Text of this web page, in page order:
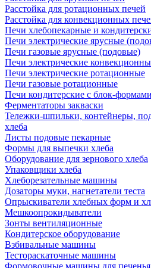
Расстойка для ротационных печей
Расстойка для конвекционных
Печи хлебопекарные и
Печи электрические ярусные
Печи газовые ярусные (подовые)
Печи электрические
Печи электрические ротационные
Печи газовые ротационные
Печи кондитерские с блок-формами
Ферментаторы закваски
Тележки-шпильки, контейнеры,
хлеба
Листы подовые пекарные
Формы для выпечки хлеба
Оборудование для зернового хлеба
Упаковщики хлеба
Хлеборезательные машины
Дозаторы муки, нагнетатели теста
Опрыскиватели хлебных форм и
Мешкоопрокидыватели
Зонты вентиляционные
Кондитерское оборудование
Взбивальные машины
Тестораскаточные машины
Формовочные машины для